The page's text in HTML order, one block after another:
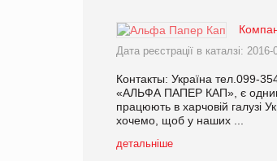
Дата реєстрації в каталзі: 2016-
Контакты: Україна тел.099-
«АЛЬФА ПАПЕР КАП», є одним
працюють в харчовій галузі
хочемо, щоб у наших ...
детальніше